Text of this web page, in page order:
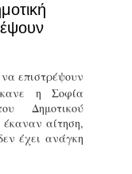
να επιστρέψουν
η Σοφία
Δημοτικού
αίτηση,
έχει ανάγκη
JUL
29
Άργος -
Ξεκινά επίσημα η
Η Δημοτική Αστυνομία